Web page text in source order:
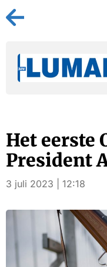
Het eerste
President
3 juli 2023 | 12:18